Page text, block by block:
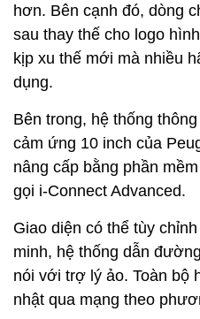
hơn. Bên cạnh đó, dòng
sau thay thế cho logo
kịp xu thế mới mà nhiều
dụng.
Bên trong, hệ thống
cảm ứng 10 inch của
nâng cấp bằng phần
gọi i-Connect Advanced.
Giao diện có thể tùy
minh, hệ thống dẫn
nói với trợ lý ảo. Toàn bộ
nhật qua mạng theo